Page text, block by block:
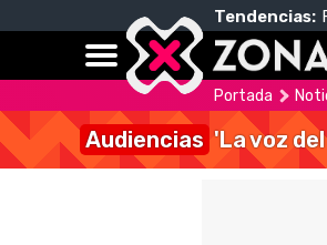
Tendencias:
Portada
Audiencias 'La voz